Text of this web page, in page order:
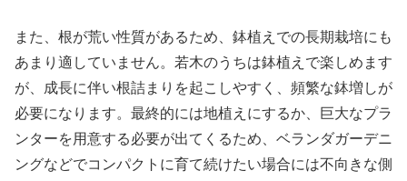
また、根が荒い性質があるため、鉢植えでの長期栽培にも
あまり適していません。若木のうちは鉢植えで楽しめます
が、成長に伴い根詰まりを起こしやすく、頻繁な鉢増しが
必要になります。最終的には地植えにするか、巨大なプラ
ンターを用意する必要が出てくるため、ベランダガーデニ
ングなどでコンパクトに育て続けたい場合には不向きな側